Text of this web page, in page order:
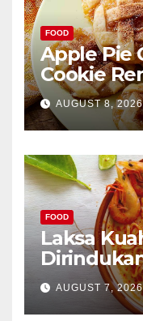
FOOD
Apple Pie
Cookie
AUGUST 8,
FOOD
Laksa
AUGUST 7,